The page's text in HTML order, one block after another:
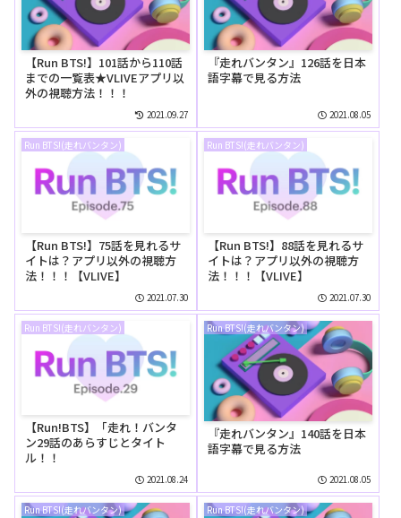
【Run BTS!】101話から110話
までの一覧表★VLIVEアプリ以
外の視聴方法！！！
2021.09.27
『走れバンタン』126話を日本
語字幕で見る方法
2021.08.05
Run BTS!(走れバンタン)
【Run BTS!】75話を見れるサ
イトは？アプリ以外の視聴方
法！！！【VLIVE】
2021.07.30
Run BTS!(走れバンタン)
【Run BTS!】88話を見れるサ
イトは？アプリ以外の視聴方
法！！！【VLIVE】
2021.07.30
Run BTS!(走れバンタン)
【Run!BTS】「走れ！バンタ
ン29話のあらすじとタイト
ル！！
2021.08.24
Run BTS!(走れバンタン)
『走れバンタン』140話を日本
語字幕で見る方法
2021.08.05
Run BTS!(走れバンタン) Run BTS!(走れバンタン)